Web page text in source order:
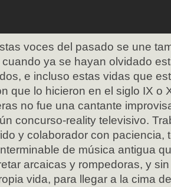
voces del pasado se une
ya se hayan olvidado
e incluso estas vidas que
que lo hicieron en el siglo IX o
no fue una cantante
concurso-reality televisivo.
y colaborador con paciencia,
de música antigua
arcaicas y rompedoras, y
vida, para llegar a la cima